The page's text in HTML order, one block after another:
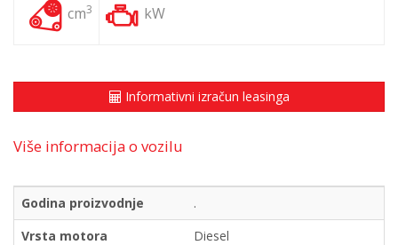
cm3 kW
Informativni izračun leasinga
Više informacija o vozilu
Godina proizvodnje
.
Vrsta motora
Diesel